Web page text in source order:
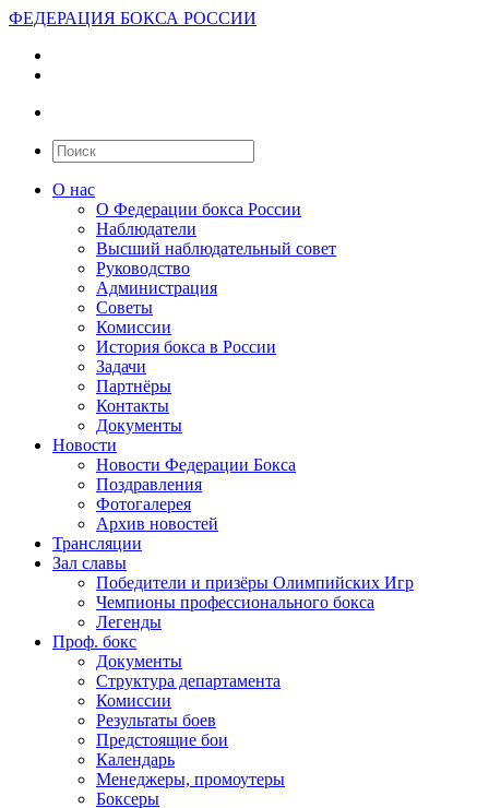
ФЕДЕРАЦИЯ БОКСА РОССИИ
О нас
О Федерации бокса России
Наблюдатели
Высший наблюдательный совет
Руководство
Администрация
Советы
Комиссии
История бокса в России
Задачи
Партнёры
Контакты
Документы
Новости
Новости Федерации Бокса
Поздравления
Фотогалерея
Архив новостей
Трансляции
Зал славы
Победители и призёры Олимпийских Игр
Чемпионы профессионального бокса
Легенды
Проф. бокс
Документы
Структура департамента
Комиссии
Результаты боев
Предстоящие бои
Календарь
Менеджеры, промоутеры
Боксеры